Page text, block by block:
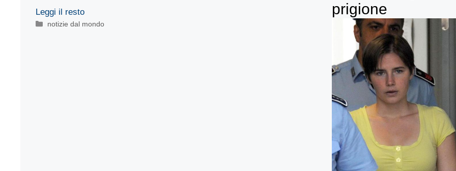
Leggi il resto
Categorie
notizie dal mondo
prigione